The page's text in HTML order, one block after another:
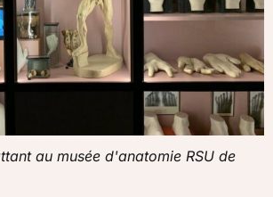
au musée d'anatomie RSU de